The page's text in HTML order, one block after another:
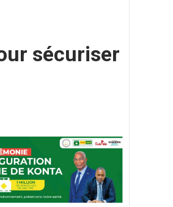
sécuriser